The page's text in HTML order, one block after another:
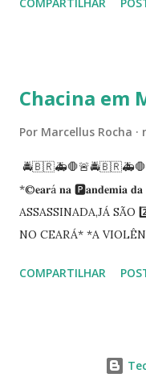
Siqueira Amorim
enquanto atuaram
COMPARTILHAR
Chacina em
Por Marcellus Rocha
*©️𝐞𝐚𝐫á 𝐧𝐚 🅿️𝐚𝐧𝐝𝐞𝐦𝐢𝐚
ASSASSINADA,JÁ SÃO
NO CEARÁ* *A
informações quarto
Tbm Amanari. Estavam
COMPARTILHAR